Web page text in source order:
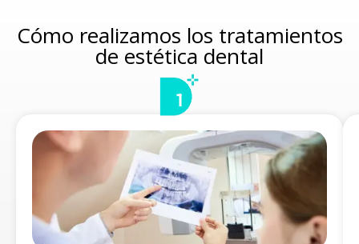
Cómo realizamos los tratamientos
de estética dental
1